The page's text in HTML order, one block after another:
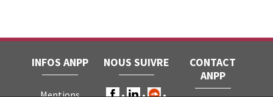
INFOS ANPP
Mentions
NOUS SUIVRE
CONTACT
ANPP